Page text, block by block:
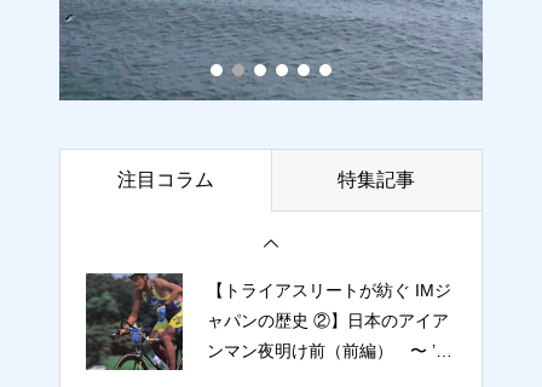
注目コラム 特集記事
SAMURAI 〜
アイアンマンジャパンみなみ北
海道 のエントリーが締め切られ
る
【アイアンマン・チャレンジ企
終クール）＆ 調整トレーニング
《さあ本番に向けてラストスパ
ートだ！》
【トライアスリートが紡ぐ IMジ
ャパンの歴史 ②】日本のアイア
ンマン夜明け前（前編） 〜 ’85